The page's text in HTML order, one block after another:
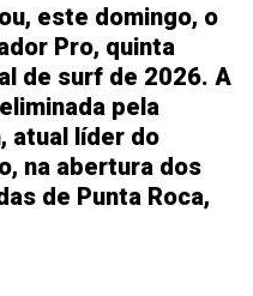
este domingo, o
Pro, quinta
de surf de 2026. A
pela
atual líder do
na abertura dos
de Punta Roca,